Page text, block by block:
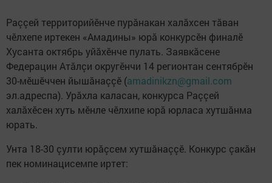
Раççей территорийӗнче пурăнакан халăхсен тăван
чӗлхепе иртекен «Амадины» юрă конкурсӗн финалӗ
Хусанта октябрь уйăхӗнче пулать. Заявкăсене
Федерацин Атăлçи округӗнчи 14 регионтан сентябрӗн
30-мӗшӗччен йышăнаççӗ (amadinikzn@gmail.com
эл.адреспа). Урăхла каласан, конкурса Раççей
халăхӗсен хуть мӗнле чӗлхипе юрă юрласа хутшăнма
юрать.
Унта 18-30 çулти юрăçсем хутшăнаççӗ. Конкурс çакăн
пек номинацисемпе иртет: